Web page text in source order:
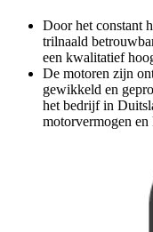
Door het constant
trilnaald
een kwalitatief
De motoren zijn
gewikkeld en
het bedrijf in
motorvermogen